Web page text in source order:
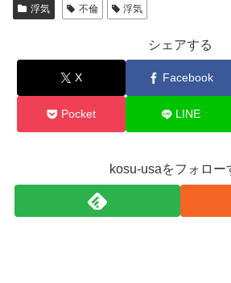
浮気 不倫 浮気
シェアする
X Facebook
Pocket LINE
kosu-usaをフォロー